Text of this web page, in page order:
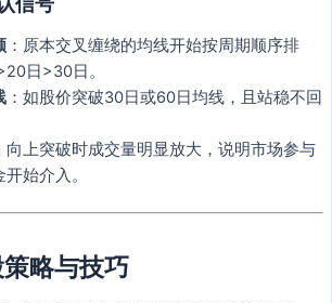
：原本交叉缠绕的均线开始按周期顺序排
日>30日。
：如股价突破30日或60日均线，且站稳不回
向上突破时成交量明显放大，说明市场参与
始介入。
略与技巧